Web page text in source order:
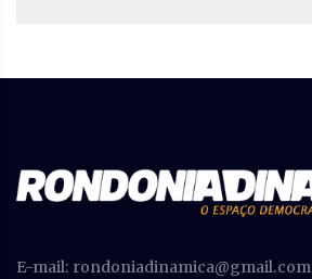
E-mail: rondoniadinamica@gmail.com